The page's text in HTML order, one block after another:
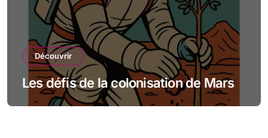
Découvrir
Les défis de la colonisation de Mars